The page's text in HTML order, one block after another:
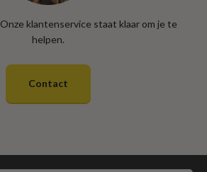
klantenservice staat klaar om je te
helpen.
Contact